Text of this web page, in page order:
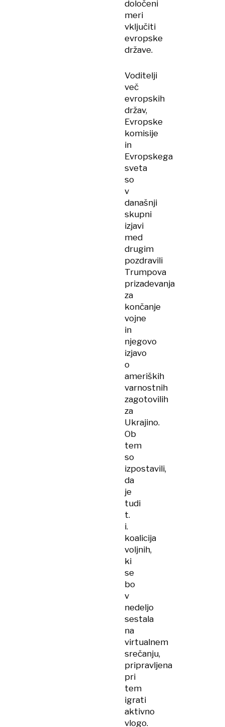
določeni
meri
vključiti
evropske
države.
Voditelji
več
evropskih
držav,
Evropske
komisije
in
Evropskega
sveta
so
v
današnji
skupni
izjavi
med
drugim
pozdravili
Trumpova
prizadevanja
za
končanje
vojne
in
njegovo
izjavo
o
ameriških
varnostnih
zagotovilih
za
Ukrajino.
Ob
tem
so
izpostavili,
da
je
tudi
t.
i.
koalicija
voljnih,
ki
se
bo
v
nedeljo
sestala
na
virtualnem
srečanju,
pripravljena
pri
tem
igrati
aktivno
vlogo.